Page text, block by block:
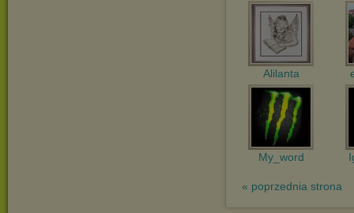
Alilanta
My_word
« poprzednia strona